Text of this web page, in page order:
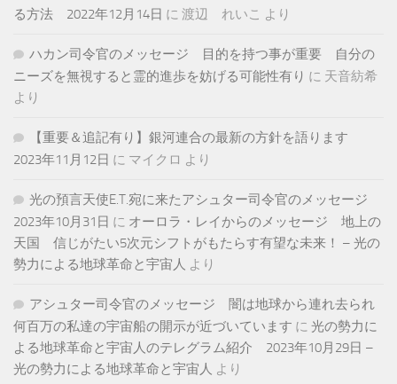
る方法 2022年12月14日 に 渡辺 れいこ より
ハカン司令官のメッセージ 目的を持つ事が重要 自分の
ニーズを無視すると霊的進歩を妨げる可能性有り に 天音紡希
より
【重要＆追記有り】銀河連合の最新の方針を語ります
2023年11月12日 に マイクロ より
光の預言天使E.T.宛に来たアシュター司令官のメッセージ
2023年10月31日 に オーロラ・レイからのメッセージ 地上の
天国 信じがたい5次元シフトがもたらす有望な未来！ – 光の
勢力による地球革命と宇宙人 より
アシュター司令官のメッセージ 闇は地球から連れ去られ
何百万の私達の宇宙船の開示が近づいています に 光の勢力に
よる地球革命と宇宙人のテレグラム紹介 2023年10月29日 –
光の勢力による地球革命と宇宙人 より